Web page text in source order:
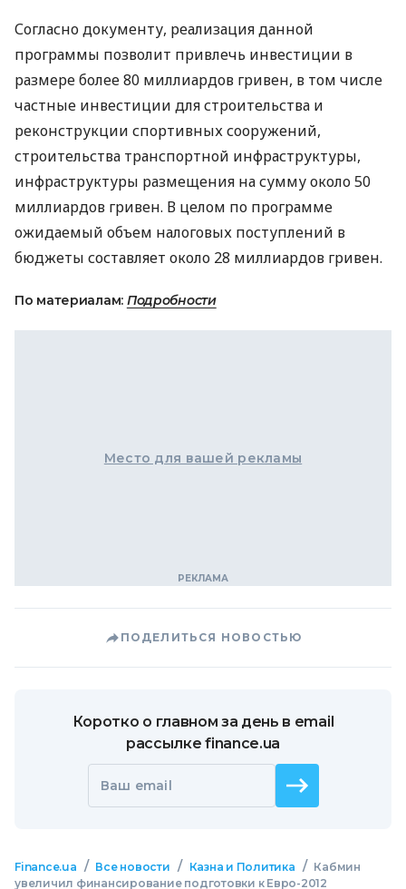
Согласно документу, реализация данной
программы позволит привлечь инвестиции в
размере более 80 миллиардов гривен, в том числе
частные инвестиции для строительства и
реконструкции спортивных сооружений,
строительства транспортной инфраструктуры,
инфраструктуры размещения на сумму около 50
миллиардов гривен. В целом по программе
ожидаемый объем налоговых поступлений в
бюджеты составляет около 28 миллиардов гривен.
По материалам: Подробности
Место для вашей рекламы
ПОДЕЛИТЬСЯ НОВОСТЬЮ
Коротко о главном за день в email
рассылке finance.ua
Ваш email
Finance.ua / Все новости / Казна и Политика / Кабмин
увеличил финансирование подготовки к Евро-2012